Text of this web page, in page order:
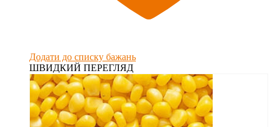
Додати до списку бажань
ШВИДКИЙ ПЕРЕГЛЯД